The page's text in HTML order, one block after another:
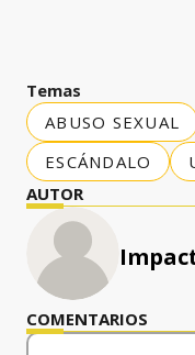
Temas
ABUSO SEXUAL
ESCÁNDALO
AUTOR
COMENTARIOS